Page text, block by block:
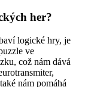
her?
logické hry, je
ve
což nám dává
nám pomáhá